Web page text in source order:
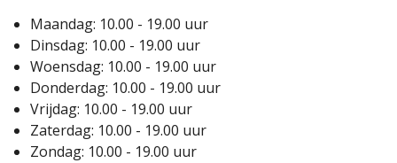
Maandag: 10.00 - 19.00 uur
Dinsdag: 10.00 - 19.00 uur
Woensdag: 10.00 - 19.00 uur
Donderdag: 10.00 - 19.00 uur
Vrijdag: 10.00 - 19.00 uur
Zaterdag: 10.00 - 19.00 uur
Zondag: 10.00 - 19.00 uur